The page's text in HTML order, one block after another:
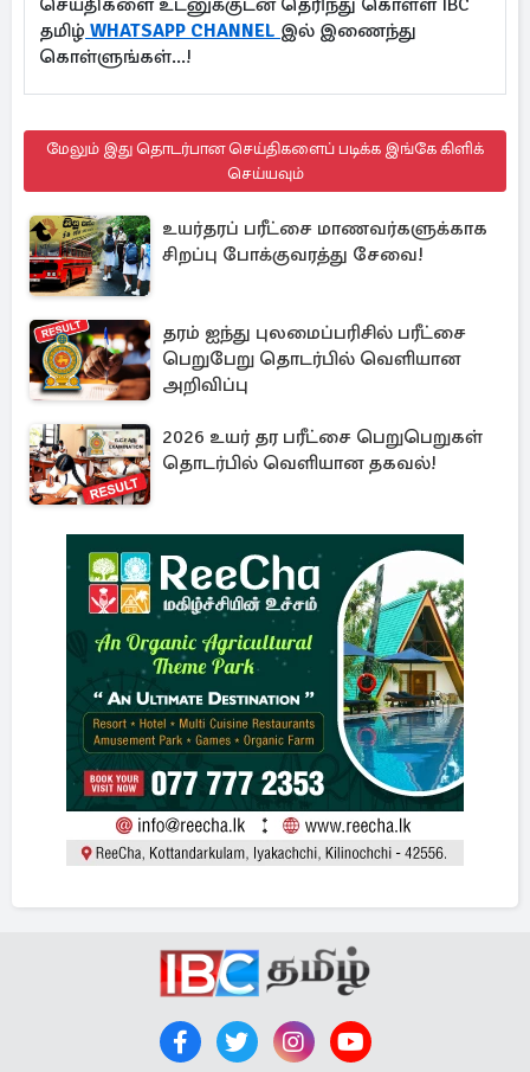
செய்திகளை உடனுக்குடன் தெரிந்து கொள்ள IBC
தமிழ் WHATSAPP CHANNEL இல் இணைந்து
கொள்ளுங்கள்...!
மேலும் இது தொடர்பான செய்திகளைப் படிக்க இங்கே கிளிக்
செய்யவும்
உயர்தரப் பரீட்சை மாணவர்களுக்காக
சிறப்பு போக்குவரத்து சேவை!
தரம் ஐந்து புலமைப்பரிசில் பரீட்சை
பெறுபேறு தொடர்பில் வெளியான
அறிவிப்பு
2026 உயர் தர பரீட்சை பெறுபெறுகள்
தொடர்பில் வெளியான தகவல்!